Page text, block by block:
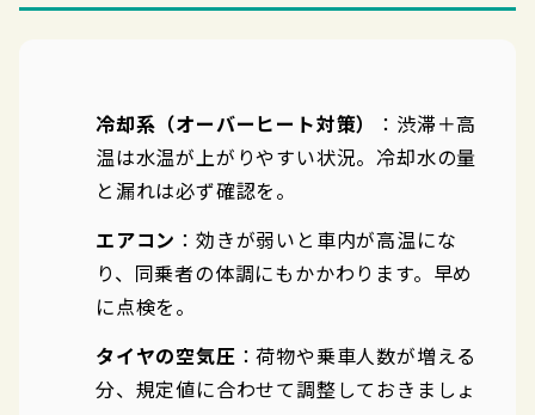
冷却系（オーバーヒート対策）
：渋滞＋高
温は水温が上がりやすい状況。冷却水の量
と漏れは必ず確認を。
エアコン ：効きが弱いと車内が高温にな
り、同乗者の体調にもかかわります。早め
に点検を。
タイヤの空気圧 ：荷物や乗車人数が増える
分、規定値に合わせて調整しておきましょ